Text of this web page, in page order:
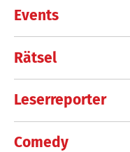
Events
Rätsel
Leserreporter
Comedy